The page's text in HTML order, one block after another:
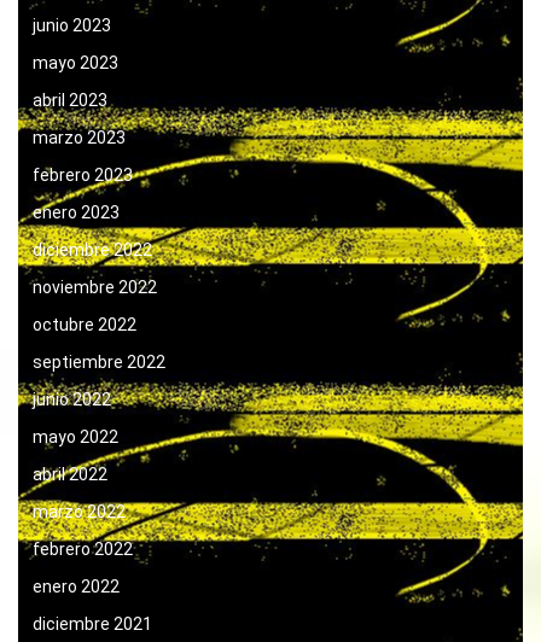
junio 2023
mayo 2023
abril 2023
marzo 2023
febrero 2023
enero 2023
diciembre 2022
noviembre 2022
octubre 2022
septiembre 2022
junio 2022
mayo 2022
abril 2022
marzo 2022
febrero 2022
enero 2022
diciembre 2021